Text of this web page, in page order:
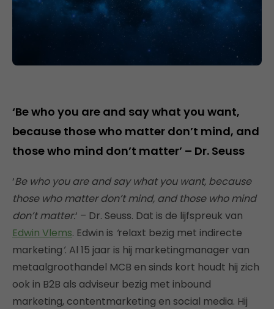
‘Be who you are and say what you want,
because those who matter don’t mind, and
those who mind don’t matter’ – Dr. Seuss
‘Be who you are and say what you want, because
those who matter don’t mind, and those who mind
don’t matter.‘ – Dr. Seuss. Dat is de lijfspreuk van
Edwin Vlems. Edwin is ‘relaxt bezig met indirecte
marketing’. Al 15 jaar is hij marketingmanager van
metaalgroothandel MCB en sinds kort houdt hij zich
ook in B2B als adviseur bezig met inbound
marketing, contentmarketing en social media. Hij